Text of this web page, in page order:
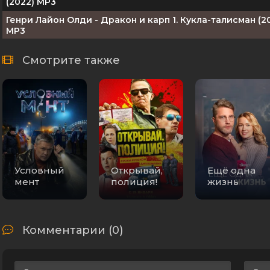
Генри Лайон Олди - Дракон и карп 1. Кукла-талисман
MP3
Карпов [S01-03] (2012-2014) WEB-DLRip-AVC
Анатолий Карпов - Жизнь и шахматы. Моя
(2022) MP3
Евгений Щепетнов - Михаил Карпов 11. 1972. Олигарх
Карпов [S01-03 + Послесловие] (2012-2014) SATRip
Евгений Щепетнов - Михаил Карпов 11. Олигарх (2021)
Познер. Анатолий Карпов [эфир от 31.05] (2021) IPTVRip
Смотрите также
Условный
мент
Открывай,
полиция!
Ещё одна
жизнь
Комментарии (0)